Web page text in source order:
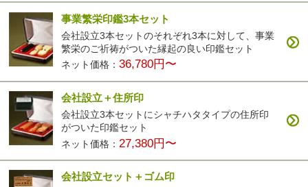
事業繁栄印鑑3本セット
会社設立3本セットのそれぞれ3本に対して、事業
繁栄のご祈祷がついた縁起の良い印鑑セット
ネット価格：36,780円〜
会社設立＋住所印
会社設立3本セットにシャチハタタイプの住所印
がついた印鑑セット
ネット価格： 27,380円〜
会社設立セット＋ゴム印